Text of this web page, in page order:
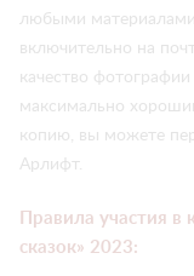
любыми
включительно на
качество
максимально
копию, вы можете
Арлифт.
Правила участия
сказок» 2023: